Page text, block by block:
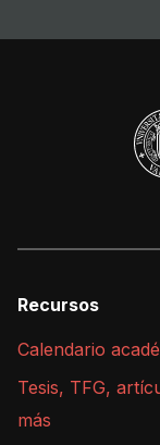
Recursos
Calendario
Tesis, TFG,
más